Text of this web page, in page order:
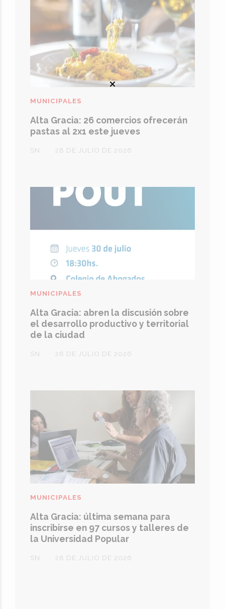
Alta Gracia: 26 comercios ofrecerán
pastas al 2x1 este jueves
SN
MUNICIPALES
28 DE JULIO DE 2026
Alta Gracia: abren la discusión sobre
el desarrollo productivo y territorial
de la ciudad
SN
MUNICIPALES
28 DE JULIO DE 2026
Alta Gracia: última semana para
inscribirse en 97 cursos y talleres de
la Universidad Popular
SN
MUNICIPALES
28 DE JULIO DE 2026